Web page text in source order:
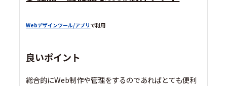
Webデザインツール/アプリ で利用
良いポイント
総合的にWeb制作や管理をするのであればとても便利